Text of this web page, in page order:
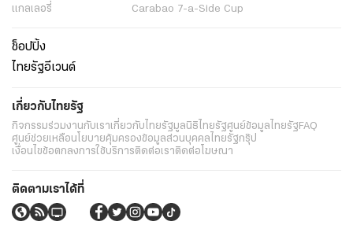
แกลเลอรี่
Carabao 7-a-Side Cup
ช็อปปิ้ง
ไทยรัฐอีเวนต์
เกี่ยวกับไทยรัฐ
กิจกรรมร่วมงานกับเราเกี่ยวกับไทยรัฐมูลนิธิไทยรัฐศูนย์ข้อมูลไทยรัฐFAQ
ศูนย์ช่วยเหลือนโยบายคุ้มครองข้อมูลส่วนบุคคลไทยรัฐกรุ๊ป
เงื่อนไขข้อตกลงการใช้บริการติดต่อเราติดต่อโฆษณา
ติดตามเราได้ที่